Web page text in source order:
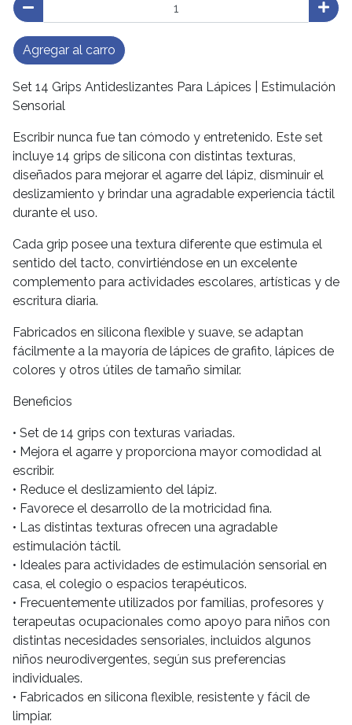
Agregar al carro
Set 14 Grips Antideslizantes Para Lápices | Estimulación
Sensorial
Escribir nunca fue tan cómodo y entretenido. Este set
incluye 14 grips de silicona con distintas texturas,
diseñados para mejorar el agarre del lápiz, disminuir el
deslizamiento y brindar una agradable experiencia táctil
durante el uso.
Cada grip posee una textura diferente que estimula el
sentido del tacto, convirtiéndose en un excelente
complemento para actividades escolares, artísticas y de
escritura diaria.
Fabricados en silicona flexible y suave, se adaptan
fácilmente a la mayoría de lápices de grafito, lápices de
colores y otros útiles de tamaño similar.
Beneficios
• Set de 14 grips con texturas variadas.
• Mejora el agarre y proporciona mayor comodidad al
escribir.
• Reduce el deslizamiento del lápiz.
• Favorece el desarrollo de la motricidad fina.
• Las distintas texturas ofrecen una agradable
estimulación táctil.
• Ideales para actividades de estimulación sensorial en
casa, el colegio o espacios terapéuticos.
• Frecuentemente utilizados por familias, profesores y
terapeutas ocupacionales como apoyo para niños con
distintas necesidades sensoriales, incluidos algunos
niños neurodivergentes, según sus preferencias
individuales.
• Fabricados en silicona flexible, resistente y fácil de
limpiar.